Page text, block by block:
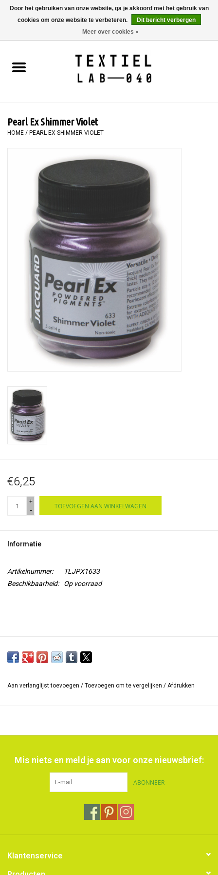
0 Artikelen - €0,00
BOEKEN
SCHILDEREN
WORKSHOPS
SPECIALS
TOOLS
Pearl Ex Shimmer Violet
HOME / PEARL EX SHIMMER VIOLET
€6,25
+
-
TOEVOEGEN AAN WINKELWAGEN
Informatie
Artikelnummer:
TLJPX1633
Beschikbaarheid:
Op voorraad
Aan verlanglijst toevoegen / Toevoegen om te vergelijken / Afdrukken
Mis niets en meld je aan voor onze nieuwsbrief:
ABONNEER
Klantenservice
Door het gebruiken van onze website, ga je akkoord met het gebruik van
cookies om onze website te verbeteren.
Dit bericht verbergen
Meer over cookies »